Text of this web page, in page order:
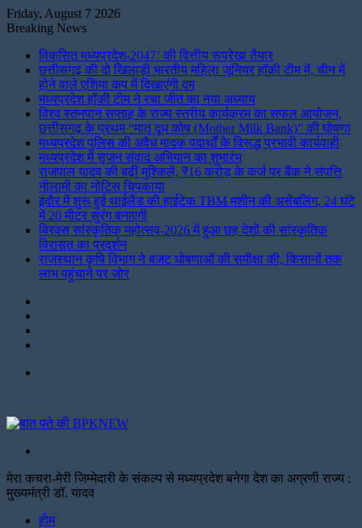
Friday, August 7 2026
Breaking News
विकसित मध्यप्रदेश-2047’ की वित्तीय रूपरेखा तैयार
छत्तीसगढ़ की दो खिलाड़ी भारतीय महिला जूनियर हॉकी टीम में, चीन में
होने वाले एशिया कप में दिखाएंगी दम
मध्यप्रदेश हॉकी टीम ने रचा जीत का नया अध्याय
विश्व स्तनपान सप्ताह के राज्य स्तरीय कार्यक्रम का सफल आयोजन,
छत्तीसगढ़ के प्रथम “मातृ दूध कोष (Mother Milk Bank)” की घोषणा
मध्यप्रदेश पुलिस की अवैध मादक पदार्थों के विरूद्ध प्रभावी कार्यवाही
मध्यप्रदेश में सृजन संवाद अभियान का शुभारंभ
राजपाल यादव की बढ़ीं मुश्किलें, ₹16 करोड़ के कर्ज पर बैंक ने संपत्ति
नीलामी का नोटिस चिपकाया
इंदौर में शुरू हुई थाईलैंड की हाईटेक TBM मशीन की असेंबलिंग, 24 घंटे
में 20 मीटर सुरंग बनाएगी
ब्रिक्स सांस्कृतिक महोत्सव-2026 में हुआ छह देशों की सांस्कृतिक
विरासत का प्रदर्शन
राजस्थान कृषि विभाग ने बजट घोषणाओं की समीक्षा की, किसानों तक
लाभ पहुंचाने पर जोर
मेरा कचरा-मेरी जिम्मेदारी के संकल्प से मध्यप्रदेश बनेगा देश का अग्रणी राज्य :
मुख्यमंत्री डॉ. यादव
होम